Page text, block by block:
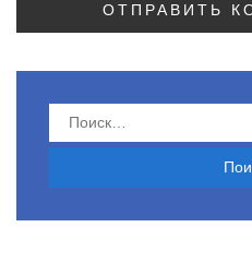
Найти: